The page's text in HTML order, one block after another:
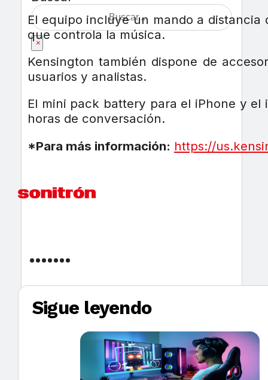
×
El equipo incluye un mando a
que controla la música.
Kensington también dispone de
usuarios y analistas.
El mini pack battery para el iPhone y
horas de conversación.
*Para más información: https://
Sigue leyendo